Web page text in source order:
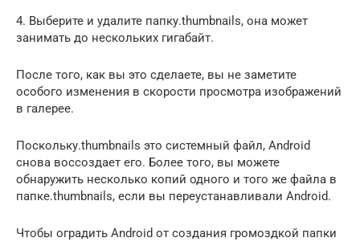
4. Выберите и удалите папку.thumbnails, она может
занимать до нескольких гигабайт.
После того, как вы это сделаете, вы не заметите
особого изменения в скорости просмотра изображений
в галерее.
Поскольку.thumbnails это системный файл, Android
снова воссоздает его. Более того, вы можете
обнаружить несколько копий одного и того же файла в
папке.thumbnails, если вы переустанавливали Android.
Чтобы оградить Android от создания громоздкой папки